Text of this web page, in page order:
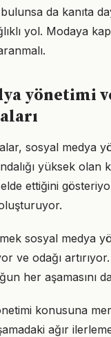
da kanıta
yol. Modaya
yönetimi
sosyal medya
yüksek olan
ettiğini
sosyal medya
ve odağı
her aşamasını
konusuna
ağır